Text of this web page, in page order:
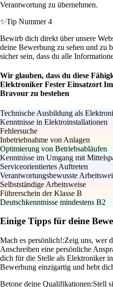
Verantwortung zu übernehmen.
✨Tip Nummer 4
Bewirb dich direkt über unsere
deine Bewerbung zu sehen und zu
sicher sein, dass du alle
Wir glauben, dass du diese
Elektroniker Fester Einsatzort
Bravour zu bestehen
Technische Ausbildung als
Kenntnisse in Elektroinstallationen
Fehlersuche
Inbetriebnahme von Anlagen
Optimierung von Betriebsabläufen
Kenntnisse im Umgang mit
Serviceorientiertes Auftreten
Verantwortungsbewusste
Selbstständige Arbeitsweise
Führerschein der Klasse B
Deutschkenntnisse mindestens B2
Einige Tipps für deine
Mach es persönlich!:Zeig uns, wer
Anschreiben eine persönliche
dich für die Stelle als Elektroniker
Bewerbung einzigartig und hebt
Betone deine Qualifikationen:Stell